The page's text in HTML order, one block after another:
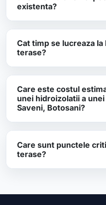
existenta?
Cat timp se lucreaza
terase?
Care este costul
unei hidroizolatii a
Saveni, Botosani?
Care sunt punctele
terase?